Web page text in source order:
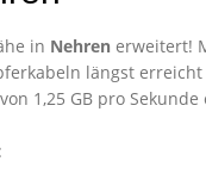
in Nehren erweitert!
längst
1,25 GB pro